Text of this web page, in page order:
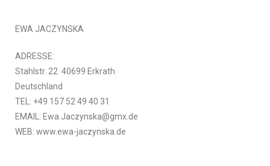
EWA JACZYNSKA
ADRESSE:
Stahlstr. 22 40699 Erkrath
Deutschland
TEL: +49 157 52 49 40 31
EMAIL: Ewa.Jaczynska@gmx.de
WEB: www.ewa-jaczynska.de